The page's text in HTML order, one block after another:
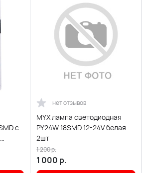
c
нет отзывов
MYX лампа светодиодная
PY24W 18SMD 12-24V белая
2шт
1 000 р.
1 200р.